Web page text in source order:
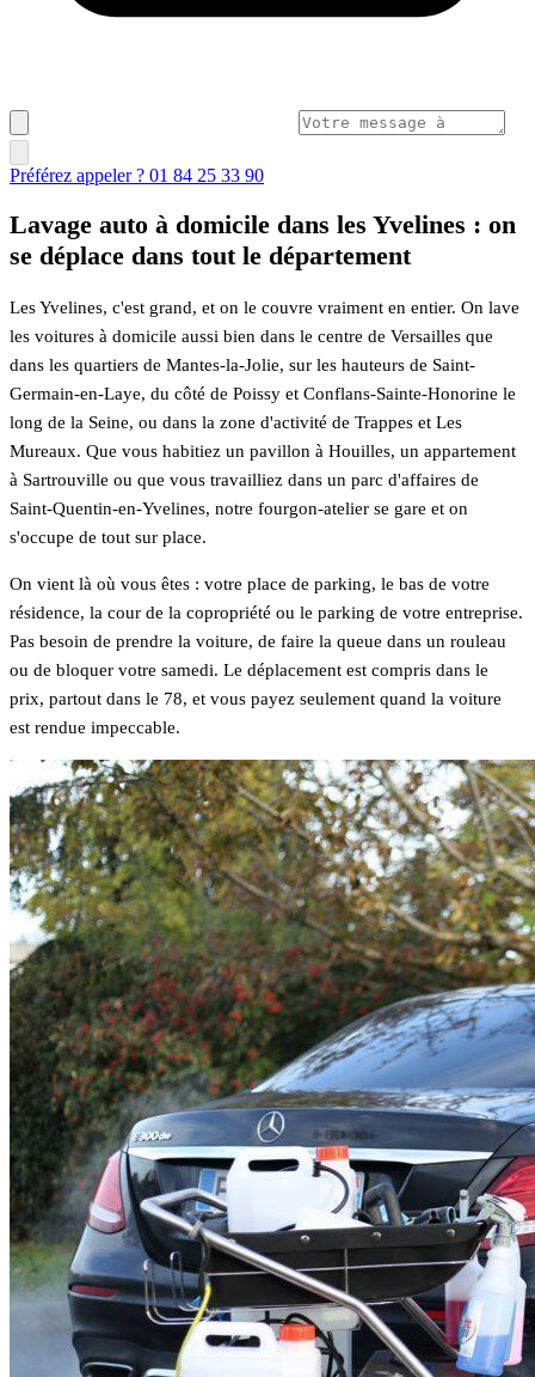
Préférez appeler ? 01 84 25 33 90
Lavage auto à domicile dans les Yvelines : on
se déplace dans tout le département
Les Yvelines, c'est grand, et on le couvre vraiment en entier. On lave
les voitures à domicile aussi bien dans le centre de Versailles que
dans les quartiers de Mantes-la-Jolie, sur les hauteurs de Saint-
Germain-en-Laye, du côté de Poissy et Conflans-Sainte-Honorine le
long de la Seine, ou dans la zone d'activité de Trappes et Les
Mureaux. Que vous habitiez un pavillon à Houilles, un appartement
à Sartrouville ou que vous travailliez dans un parc d'affaires de
Saint-Quentin-en-Yvelines, notre fourgon-atelier se gare et on
s'occupe de tout sur place.
On vient là où vous êtes : votre place de parking, le bas de votre
résidence, la cour de la copropriété ou le parking de votre entreprise.
Pas besoin de prendre la voiture, de faire la queue dans un rouleau
ou de bloquer votre samedi. Le déplacement est compris dans le
prix, partout dans le 78, et vous payez seulement quand la voiture
est rendue impeccable.